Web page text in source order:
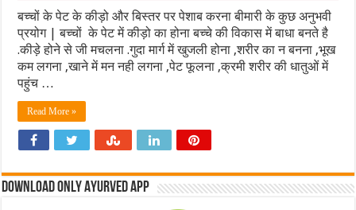
बच्चों के पेट के कीड़ो और बिस्तर पर पेशाब करना बीमारी के कुछ अनुभवी
प्रयोग | बच्चों के पेट में कीड़ो का होना बच्चे की विकास में बाधा बनते है
.कीड़े होने से जी मचलना .गुदा मार्ग में खुजली होना ,शरीर का न बनना ,भूख
कम लगना ,खाने में मन नही लगना ,पेट फूलना ,क्रमी शरीर की धातुओं में
पहुंच …
Read More »
Download Only Ayurved App